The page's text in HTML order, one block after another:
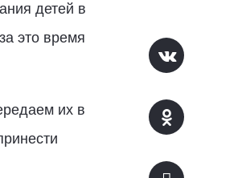
детей в
это время
их в